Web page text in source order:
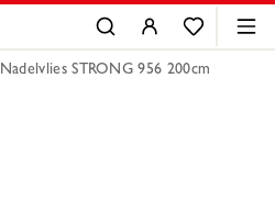
Nadelvlies STRONG 956 200cm